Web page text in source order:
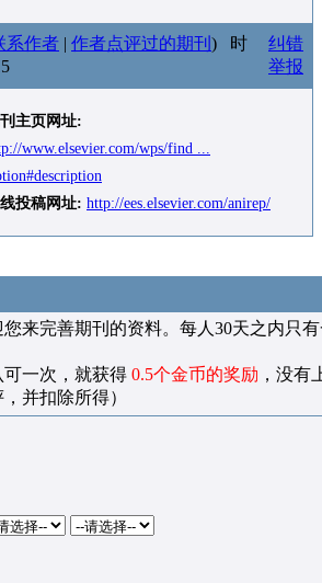
系作者 | 作者点评过的期刊 ) 时
纠错
举报
主页网址:
www.elsevier.com/wps/find ...
投稿网址: http://ees.elsevier.com/anirep/
来完善期刊的资料。每人30天之内只
一次，就获得 0.5个金币的奖励 ，没有
并扣除所得）